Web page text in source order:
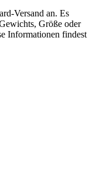
Versand an. Es
Größe oder
Informationen findest